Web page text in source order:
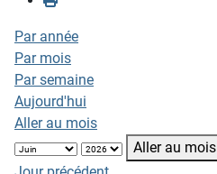
Par année
Par mois
Par semaine
Aujourd'hui
Aller au mois
Aller au mois